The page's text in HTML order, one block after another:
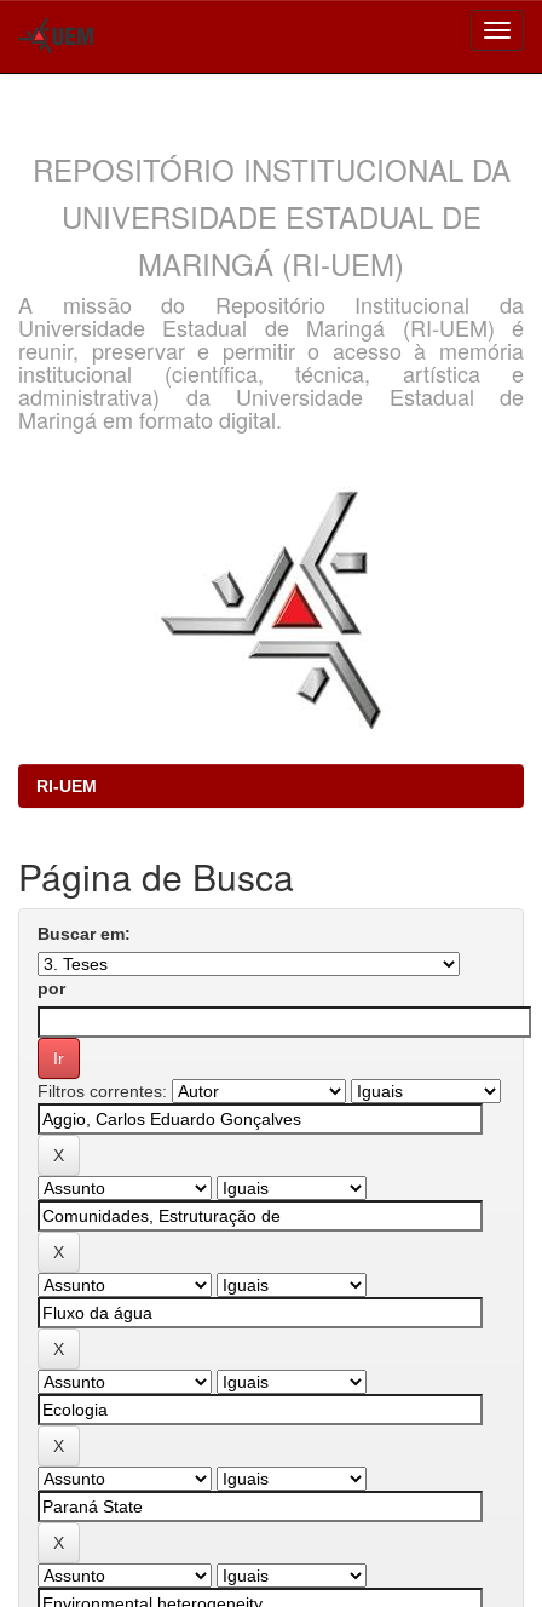
REPOSITÓRIO INSTITUCIONAL DA
UNIVERSIDADE ESTADUAL DE
MARINGÁ (RI-UEM)
A missão do Repositório Institucional da
Universidade Estadual de Maringá (RI-UEM) é
reunir, preservar e permitir o acesso à memória
institucional (científica, técnica, artística e
administrativa) da Universidade Estadual de
Maringá em formato digital.
RI-UEM
Página de Busca
Buscar em:
por
Filtros correntes: